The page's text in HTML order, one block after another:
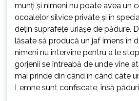
munți și nimeni nu poate avea un
ocoalelor silvice private și în
dețin suprafețe uriașe de pădure.
lăsate să producă un jaf imens în
nimeni nu intervine pentru a le
gorjenii se întreabă de unde vine
mai prinde din când în când câte
Lemne sunt confiscate, însă